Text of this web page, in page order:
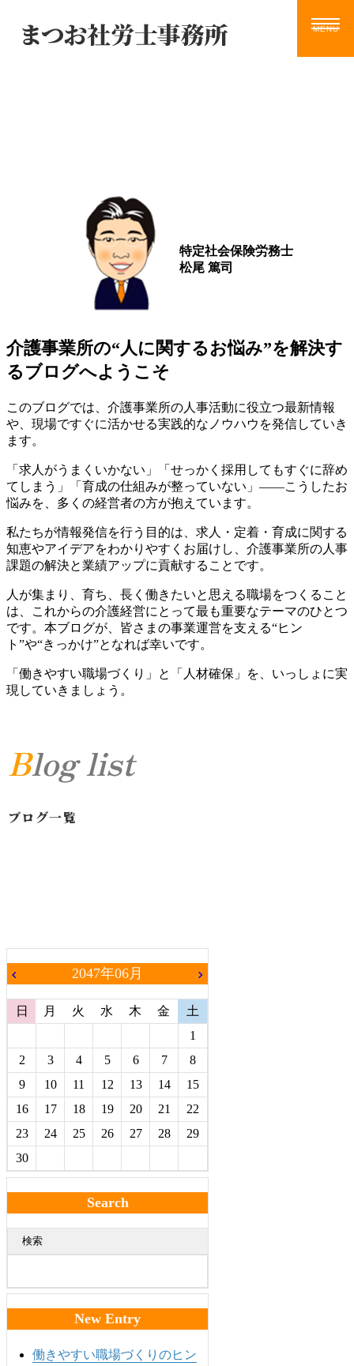
特定社会保険労務士
松尾 篤司
介護事業所の“人に関するお悩み”を解決す
るブログへようこそ
このブログでは、介護事業所の人事活動に役立つ最新情報
や、現場ですぐに活かせる実践的なノウハウを発信していき
ます。
「求人がうまくいかない」「せっかく採用してもすぐに辞め
てしまう」「育成の仕組みが整っていない」――こうしたお
悩みを、多くの経営者の方が抱えています。
私たちが情報発信を行う目的は、求人・定着・育成に関する
知恵やアイデアをわかりやすくお届けし、介護事業所の人事
課題の解決と業績アップに貢献することです。
人が集まり、育ち、長く働きたいと思える職場をつくること
は、これからの介護経営にとって最も重要なテーマのひとつ
です。本ブログが、皆さまの事業運営を支える“ヒン
ト”や“きっかけ”となれば幸いです。
「働きやすい職場づくり」と「人材確保」を、いっしょに実
現していきましょう。
Blog list
ブログ一覧
chevron_left 2047年06月 chevron_right
日 月 火 水 木 金
土
1
2
3 4 5 6 7
8
9
10 11 12 13 14
15
16
17 18 19 20 21
22
23
24 25 26 27 28
29
30
Search
検索
New Entry
働きやすい職場づくりのヒン